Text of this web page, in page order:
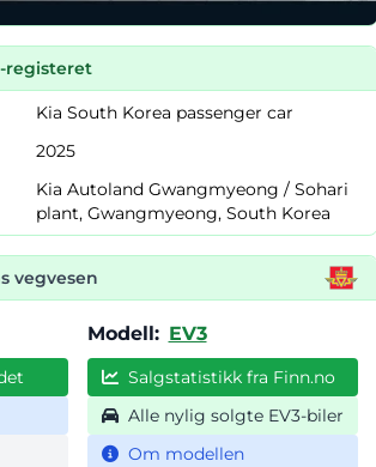
registeret
Kia South Korea passenger car
2025
Kia Autoland Gwangmyeong / Sohari
plant, Gwangmyeong, South Korea
vegvesen
Modell: EV3
Salgstatistikk fra Finn.no
Alle nylig solgte EV3-biler
Om modellen